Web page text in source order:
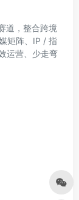
道，整合跨境
矩阵、IP / 指
运营、少走弯